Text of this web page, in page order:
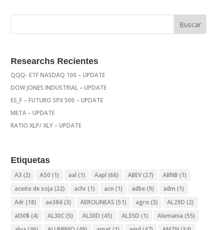
Researchs Recientes
QQQ- ETF NASDAQ 100 – UPDATE
DOW JONES INDUSTRIAL – UPDATE
ES_F – FUTURO SPX 500 – UPDATE
META – UPDATE
RATIO XLP/ XLY – UPDATE
Etiquetas
A3 (2) A50 (1) aal (1) Aapl (66) ABEV(27) ABNB (1)
aceite de soja (22) achr(1) acn (1) adbe (9) adm (1)
Adr(18) ae38d (3) AEROLINEAS (51) agro (3) AL29D (2)
al30$ (4) AL30C(5) AL30D (45) AL35D (1) Alemania (55)